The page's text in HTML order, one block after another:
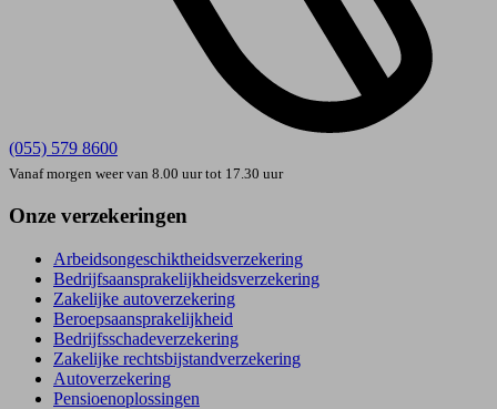
(055) 579 8600
Vanaf morgen weer van 8.00 uur tot 17.30 uur
Onze verzekeringen
Arbeids­ongeschiktheids­verzekering
Bedrijfs­aansprakelijkheids­verzekering
Zakelijke autoverzekering
Beroeps­aansprakelijkheid
Bedrijfsschade­verzekering
Zakelijke rechtsbijstand­verzekering
Autoverzekering
Pensioenoplossingen